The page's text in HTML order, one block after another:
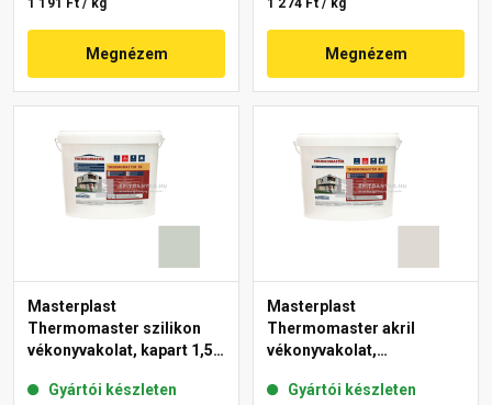
1 191 Ft / kg
Megnézem
1 274 Ft / kg
Megnézem
Masterplast
Thermomaster szilikon
vékonyvakolat, kapart 1,5
Gyártói készleten
Masterplast
Thermomaster akril
vékonyvakolat,
45-E 25 kg
Gyártói készleten